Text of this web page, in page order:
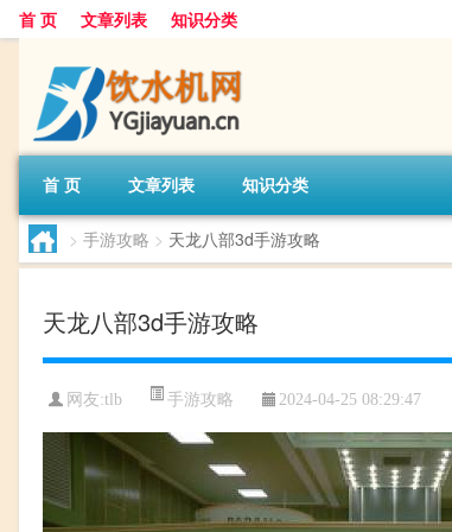
首 页 文章列表 知识分类
首 页 文章列表 知识分类
> 手游攻略 > 天龙八部3d手游攻略
天龙八部3d手游攻略
网友:tlb 手游攻略 2024-04-25 08:29:47